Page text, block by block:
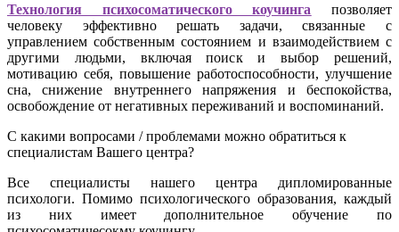
Технология психосоматического коучинга позволяет
человеку эффективно решать задачи, связанные с
управлением собственным состоянием и взаимодействием с
другими людьми, включая поиск и выбор решений,
мотивацию себя, повышение работоспособности, улучшение
сна, снижение внутреннего напряжения и беспокойства,
освобождение от негативных переживаний и воспоминаний.
С какими вопросами / проблемами можно обратиться к
специалистам Вашего центра?
Все специалисты нашего центра дипломированные
психологи. Помимо психологического образования, каждый
из них имеет дополнительное обучение по